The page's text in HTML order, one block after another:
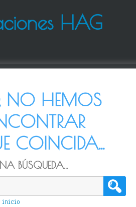
HAG
NO HEMOS
COINCIDA...
BÚSQUEDA...
inicio